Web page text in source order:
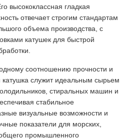
высококлассная гладкая
отвечает строгим стандартам
объема производства, с
катушек для быстрой
соотношению прочности и
служит идеальным сырьем
стиральных машин и
стабильное
визуальные возможности и
показатели для морских,
промышленного